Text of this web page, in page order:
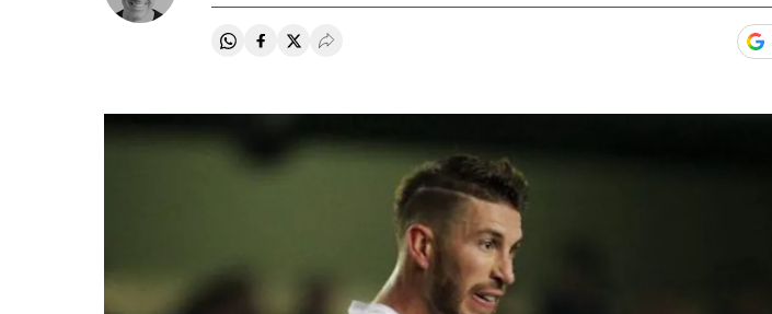
Compartir en Whatsapp
Compartir en Facebook
Compartir en Twitter
Desplegar Redes Sociales